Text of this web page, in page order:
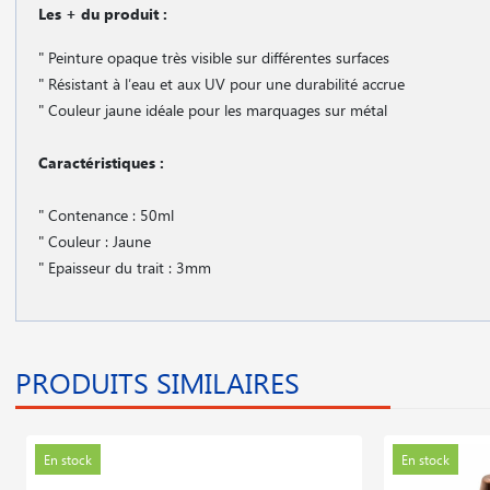
Les + du produit :
" Peinture opaque très visible sur différentes surfaces
" Résistant à l′eau et aux UV pour une durabilité accrue
" Couleur jaune idéale pour les marquages sur métal
Caractéristiques :
" Contenance : 50ml
" Couleur : Jaune
" Epaisseur du trait : 3mm
PRODUITS SIMILAIRES
En stock En stock